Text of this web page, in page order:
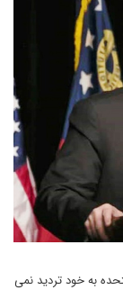
به خود تردید نمی